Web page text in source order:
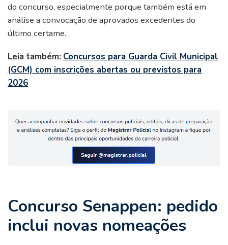
do concurso, especialmente porque também está em
análise a convocação de aprovados excedentes do
último certame.
Leia também: Concursos para Guarda Civil Municipal
(GCM) com inscrições abertas ou previstos para
2026
Concurso Senappen: pedido
inclui novas nomeações